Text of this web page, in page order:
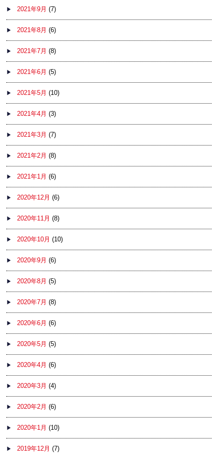
2021年9月 (7)
2021年8月 (6)
2021年7月 (8)
2021年6月 (5)
2021年5月 (10)
2021年4月 (3)
2021年3月 (7)
2021年2月 (8)
2021年1月 (6)
2020年12月 (6)
2020年11月 (8)
2020年10月 (10)
2020年9月 (6)
2020年8月 (5)
2020年7月 (8)
2020年6月 (6)
2020年5月 (5)
2020年4月 (6)
2020年3月 (4)
2020年2月 (6)
2020年1月 (10)
2019年12月 (7)